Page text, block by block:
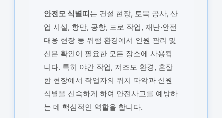
안전모 식별띠는 건설 현장, 토목 공사, 산
업 시설, 항만, 공항, 도로 작업, 재난·안전
대응 현장 등 위험 환경에서 인원 관리 및
신분 확인이 필요한 모든 장소에 사용됩
니다. 특히 야간 작업, 저조도 환경, 혼잡
한 현장에서 작업자의 위치 파악과 신원
식별을 신속하게 하여 안전사고를 예방하
는 데 핵심적인 역할을 합니다.